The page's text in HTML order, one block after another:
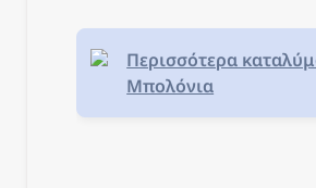
Περισσότερα
Μπολόνια